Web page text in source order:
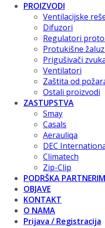
PROIZVODI
Ventilacijske
Difuzori
Regulatori
Protukišne
Prigušivači
Ventilatori
Zaštita od
Ostali proizvodi
ZASTUPSTVA
Smay
Casals
Aerauliqa
DEC
Climatech
Zip-Clip
PODRŠKA
OBJAVE
KONTAKT
O NAMA
Prijava / Registracija